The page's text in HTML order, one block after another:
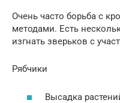
Очень часто борьба с
методами. Есть
изгнать зверьков с
Рябчики
Высадка